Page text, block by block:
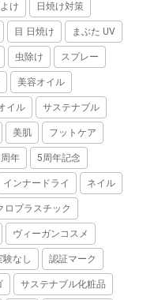
け 日焼け対策
目 日焼け まぶた UV
虫除け スプレー
美容オイル
イル サステナブル
美肌 フットケア
年 5周年記念
インナードライ ネイル
ロプラスチック
ヴィーガンコスメ
験なし 認証マーク
サステナブル化粧品